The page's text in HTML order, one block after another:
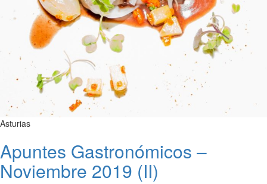
Asturias
Apuntes Gastronómicos –
Noviembre 2019 (II)